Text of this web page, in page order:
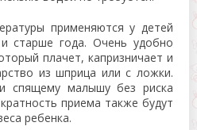
применяются у детей
старше года. Очень удобно
плачет, капризничает и
из шприца или с ложки.
спящему малышу без риска
приема также будут
ребенка.